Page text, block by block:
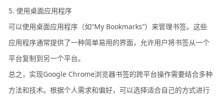
5. 使用桌面应用程序
可以使用桌面应用程序（如“My Bookmarks”）来管理书签。这些
应用程序通常提供了一种简单易用的界面，允许用户将书签从一个
平台复制到另一个平台。
总之，实现Google Chrome浏览器书签的跨平台操作需要结合多种
方法和技术。根据个人需求和偏好，可以选择适合自己的方式进行